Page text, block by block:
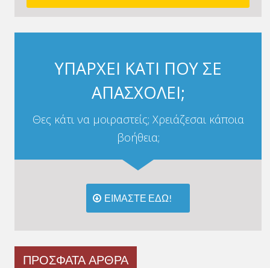
ΥΠΑΡΧΕΙ ΚΑΤΙ ΠΟΥ ΣΕ
ΑΠΑΣΧΟΛΕΙ;
Θες κάτι να μοιραστείς; Χρειάζεσαι κάποια
βοήθεια;
ΕΙΜΑΣΤΕ ΕΔΩ!
ΠΡΟΣΦΑΤΑ ΑΡΘΡΑ